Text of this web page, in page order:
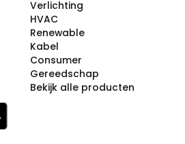
Verlichting
HVAC
Renewable
Kabel
Consumer
Gereedschap
Bekijk alle producten